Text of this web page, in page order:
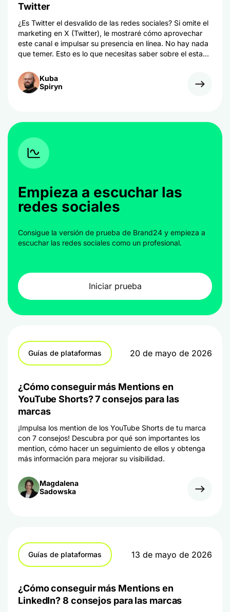
Twitter
¿Es Twitter el desvalido de las redes sociales? Si omite el
marketing en X (Twitter), le mostraré cómo aprovechar
este canal e impulsar su presencia en línea. No hay nada
que temer. Esto es lo que necesitas saber sobre el estado
Kuba
Spiryn
Empieza a escuchar las
redes sociales
Consigue la versión de prueba de Brand24 y empieza a
escuchar las redes sociales como un profesional.
Iniciar prueba
Guías de plataformas 20 de mayo de 2026
¿Cómo conseguir más Mentions en
YouTube Shorts? 7 consejos para las
marcas
¡Impulsa los mention de los YouTube Shorts de tu marca
con 7 consejos! Descubra por qué son importantes los
mention, cómo hacer un seguimiento de ellos y obtenga
más información para mejorar su visibilidad.
Magdalena
Sadowska
Guías de plataformas 13 de mayo de 2026
¿Cómo conseguir más Mentions en
LinkedIn? 8 consejos para las marcas